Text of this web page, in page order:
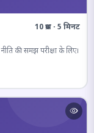
10 प्रश्न · 5 मिनट
की समझ परीक्षा के लिए।